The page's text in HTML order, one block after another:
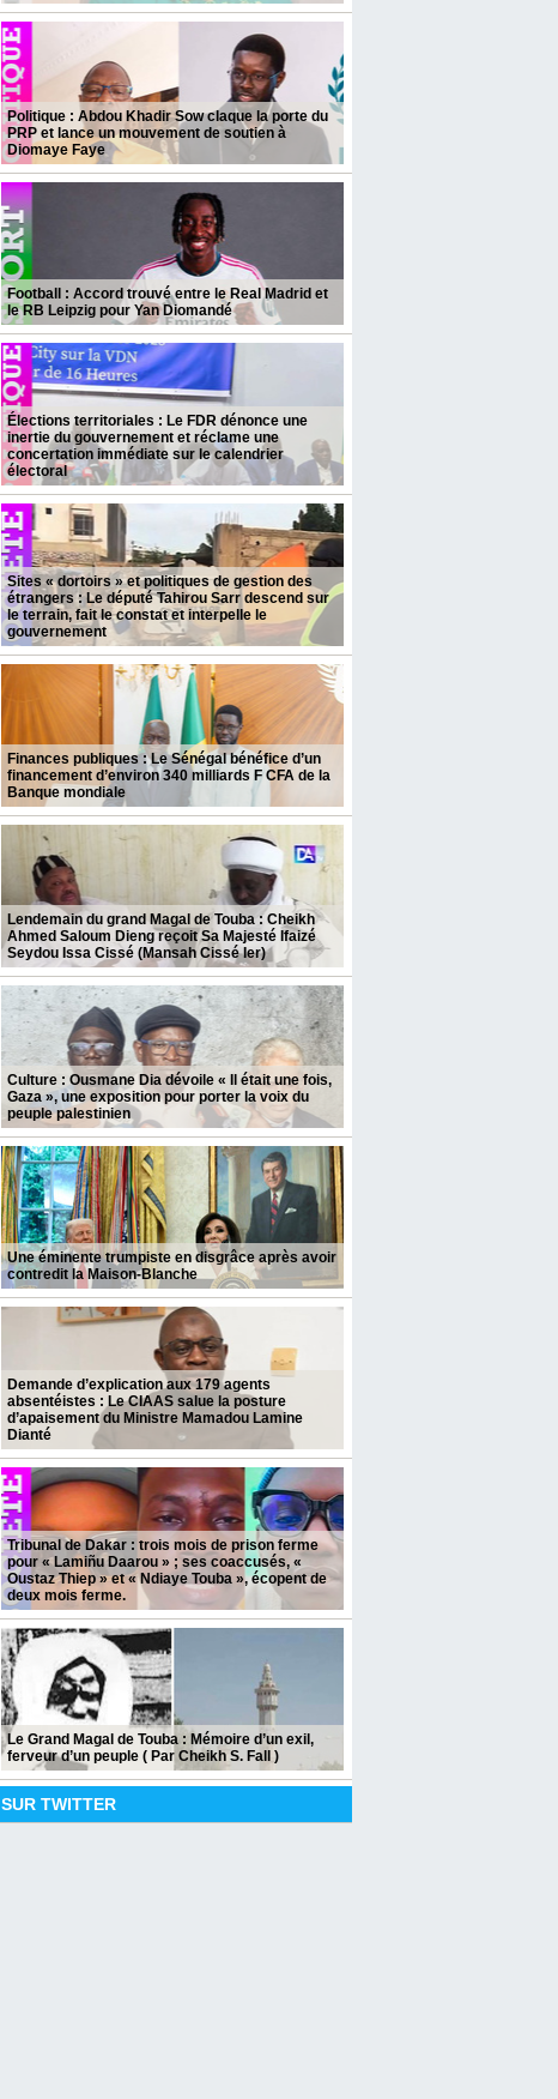
Politique : Abdou Khadir Sow claque la porte du
PRP et lance un mouvement de soutien à
Diomaye Faye
Football : Accord trouvé entre le Real Madrid et
le RB Leipzig pour Yan Diomandé
Élections territoriales : Le FDR dénonce une
inertie du gouvernement et réclame une
concertation immédiate sur le calendrier
électoral
Sites « dortoirs » et politiques de gestion des
étrangers : Le député Tahirou Sarr descend sur
le terrain, fait le constat et interpelle le
gouvernement
Finances publiques : Le Sénégal bénéfice d’un
financement d’environ 340 milliards F CFA de la
Banque mondiale
Lendemain du grand Magal de Touba : Cheikh
Ahmed Saloum Dieng reçoit Sa Majesté Ifaizé
Seydou Issa Cissé (Mansah Cissé Ier)
Culture : Ousmane Dia dévoile « Il était une fois,
Gaza », une exposition pour porter la voix du
peuple palestinien
Une éminente trumpiste en disgrâce après avoir
contredit la Maison-Blanche
Demande d’explication aux 179 agents
absentéistes : Le CIAAS salue la posture
d’apaisement du Ministre Mamadou Lamine
Dianté
Tribunal de Dakar : trois mois de prison ferme
pour « Lamiñu Daarou » ; ses coaccusés, «
Oustaz Thiep » et « Ndiaye Touba », écopent de
deux mois ferme.
Le Grand Magal de Touba : Mémoire d’un exil,
ferveur d’un peuple ( Par Cheikh S. Fall )
SUR TWITTER